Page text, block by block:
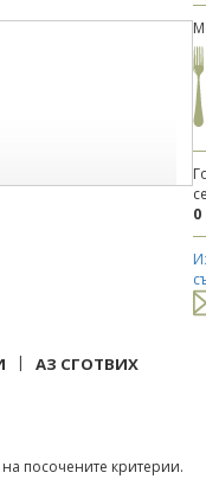
0
| АЗ СГОТВИХ
посочените критерии.